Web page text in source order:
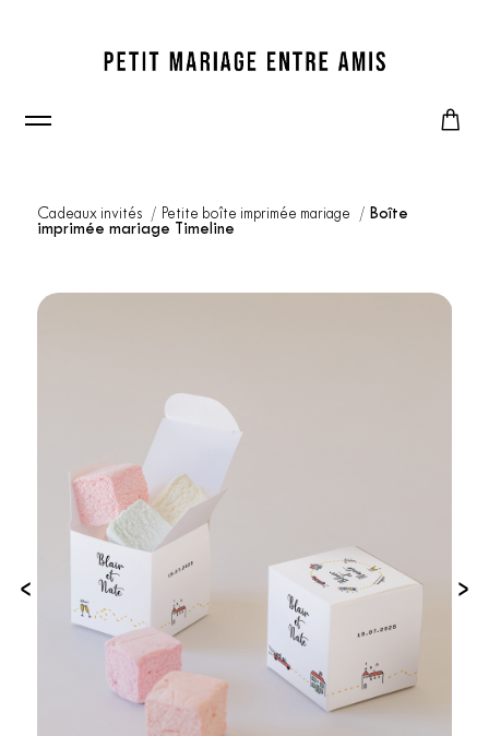
Cadeaux invités Petite boîte imprimée mariage
Boîte
imprimée mariage Timeline
‹ ›